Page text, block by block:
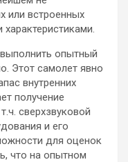
или встроенных
опытный
Этот самолет явно
внутренних
получение
сверхзвуковой
и его
для оценок
что на опытном